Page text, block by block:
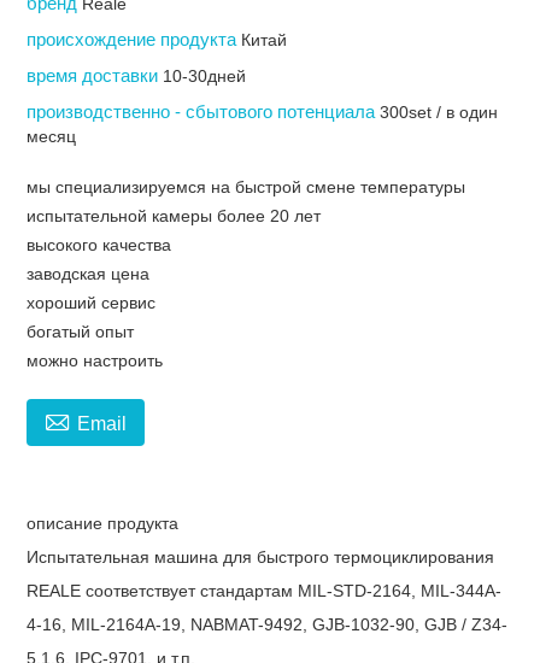
происхождение продукта Китай
время доставки 10-30дней
производственно - сбытового потенциала300set / в один
месяц
мы специализируемся на быстрой смене температуры
испытательной камеры более 20 лет
высокого качества
заводская цена
хороший сервис
богатый опыт
можно настроить
 Email
описание продукта
Испытательная машина для быстрого термоциклирования
REALE соответствует стандартам MIL-STD-2164, MIL-344A-
4-16, MIL-2164A-19, NABMAT-9492, GJB-1032-90, GJB / Z34-
5.1.6, IPC-9701. и т.п.